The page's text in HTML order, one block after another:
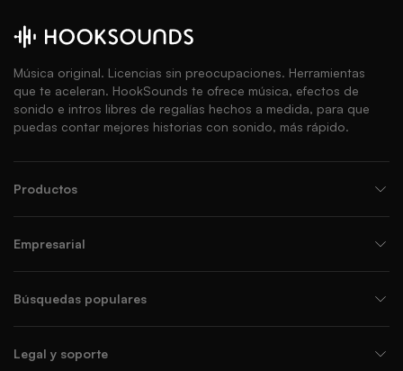
Música original. Licencias sin preocupaciones. Herramientas
que te aceleran. HookSounds te ofrece música, efectos de
sonido e intros libres de regalías hechos a medida, para que
puedas contar mejores historias con sonido, más rápido.
Productos
Empresarial
Búsquedas populares
Legal y soporte